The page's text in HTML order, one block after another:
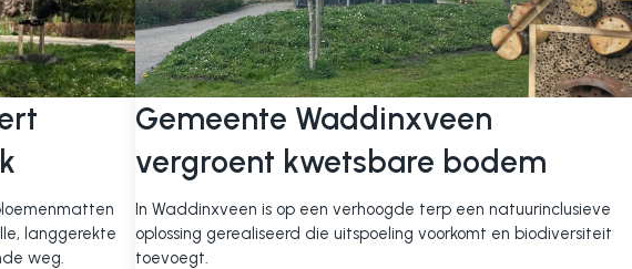
langgerekte
weg.
Gemeente Waddinxveen
vergroent kwetsbare bodem
In Waddinxveen is op een verhoogde terp een natuurinclusieve
oplossing gerealiseerd die uitspoeling voorkomt en biodiversiteit
toevoegt.